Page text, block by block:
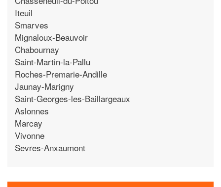
Iteuil
Smarves
Mignaloux-Beauvoir
Chabournay
Saint-Martin-la-Pallu
Roches-Premarie-Andille
Jaunay-Marigny
Saint-Georges-les-Baillargeaux
Aslonnes
Marcay
Vivonne
Sevres-Anxaumont